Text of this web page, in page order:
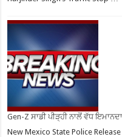
Gen-Z ਸਾਡੀ ਪੀੜ੍ਹੀ ਨਾਲੋਂ ਵੱਧ
New Mexico State Police